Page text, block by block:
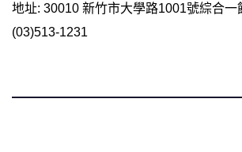
地址: 30010 新竹市大學路1001號綜合一
(03)513-1231